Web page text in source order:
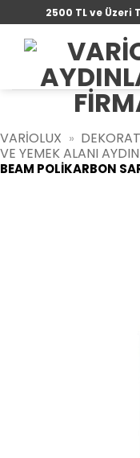
atla
2500 TL ve
VARIOLUX »
VE YEMEK ALANI
BEAM POLIKARBON